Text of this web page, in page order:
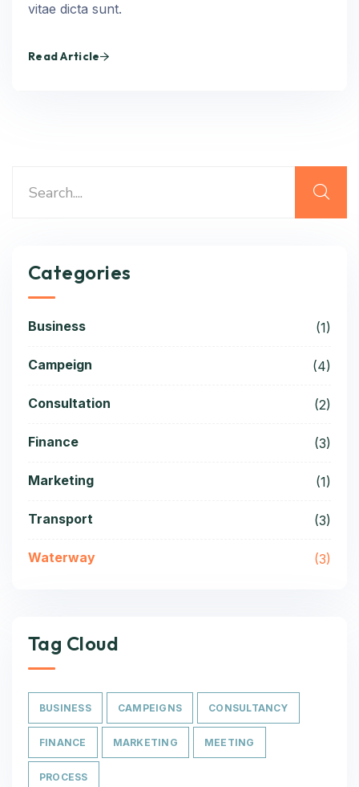
vitae dicta sunt.
Read Article
Categories
Business (1)
Campeign (4)
Consultation (2)
Finance (3)
Marketing (1)
Transport (3)
Waterway (3)
Tag Cloud
BUSINESS CAMPEIGNS CONSULTANCY
FINANCE MARKETING MEETING
PROCESS